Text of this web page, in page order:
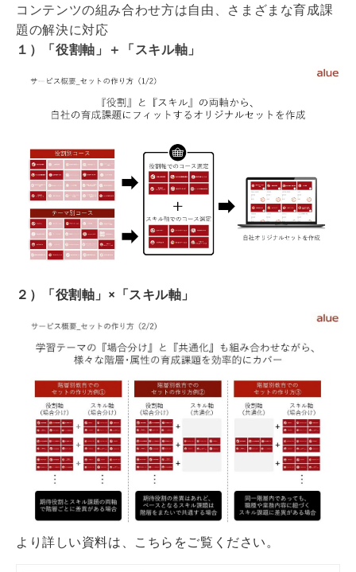
コンテンツの組み合わせ方は自由、さまざまな育成課
題の解決に対応
１）「役割軸」＋「スキル軸」
２）「役割軸」×「スキル軸」
より詳しい資料は、こちらをご覧ください。